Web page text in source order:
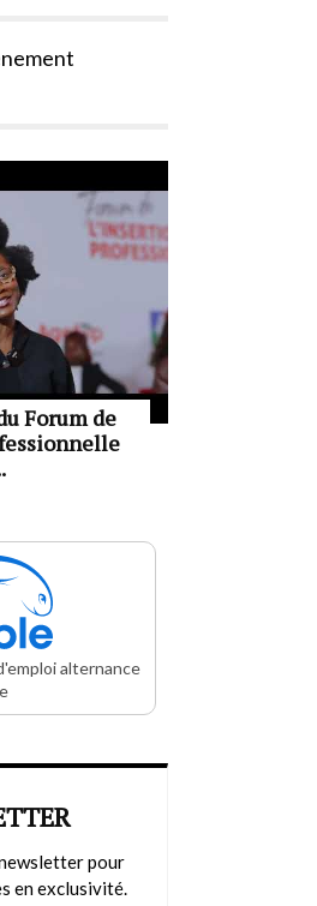
Forum de
alternance
pour
en exclusivité.